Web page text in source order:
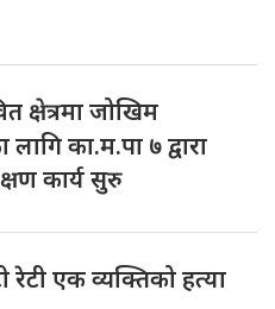
क्षेत्रमा जोखिम
का.म.पा ७ द्वारा
कार्य सुरु
रेटी एक व्यक्तिको हत्या